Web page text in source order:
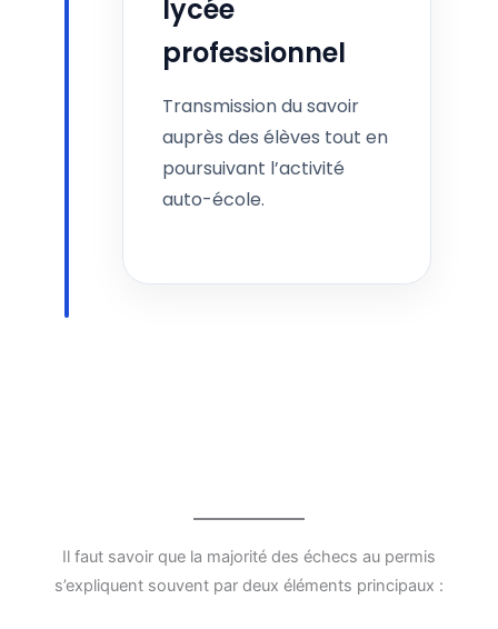
lycée
professionnel
Transmission du savoir
auprès des élèves tout en
poursuivant l’activité
auto-école.
Il faut savoir que la majorité des échecs au permis
s’expliquent souvent par deux éléments principaux :